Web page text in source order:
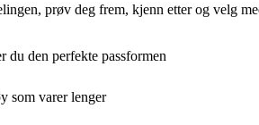
prøv deg frem, kjenn etter og velg
den perfekte passformen
som varer lenger